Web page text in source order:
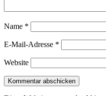
Name *
E-Mail-Adresse *
Website